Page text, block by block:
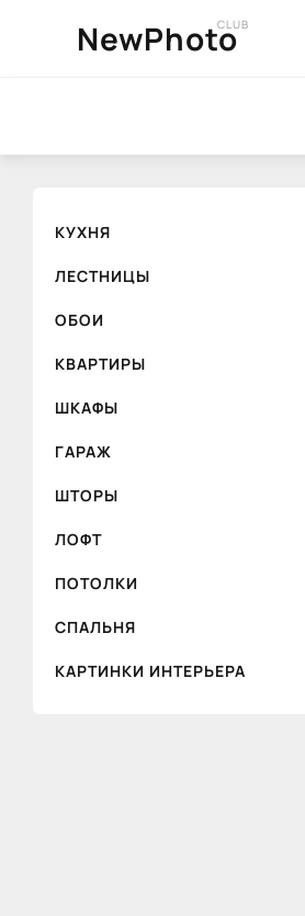
NewPhoto
CLUB
КУХНЯ
ЛЕСТНИЦЫ
ОБОИ
КВАРТИРЫ
ШКАФЫ
ГАРАЖ
ШТОРЫ
ЛОФТ
ПОТОЛКИ
СПАЛЬНЯ
КАРТИНКИ ИНТЕРЬЕРА